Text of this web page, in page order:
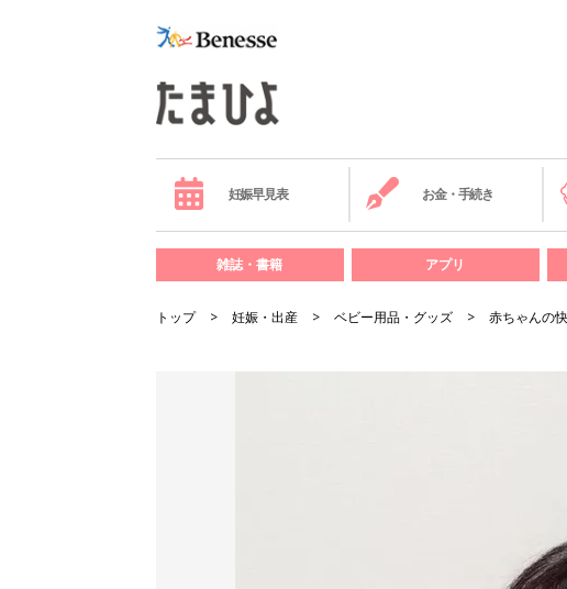
妊娠早見表 お金・手続き
雑誌・書籍 アプリ
トップ 妊娠・出産 ベビー用品・グッズ 赤ちゃんの